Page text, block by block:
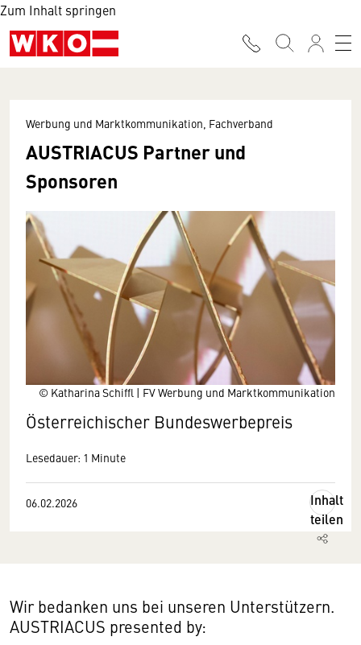
Zum Inhalt springen
© Katharina Schiffl | FV Werbung und Marktkommunikation
Werbung und Marktkommunikation, Fachverband
AUSTRIACUS Partner und
Sponsoren
Österreichischer Bundeswerbepreis
Lesedauer: 1 Minute
06.02.2026
Inhalt
teilen
Wir bedanken uns bei unseren Unterstützern.
AUSTRIACUS presented by: